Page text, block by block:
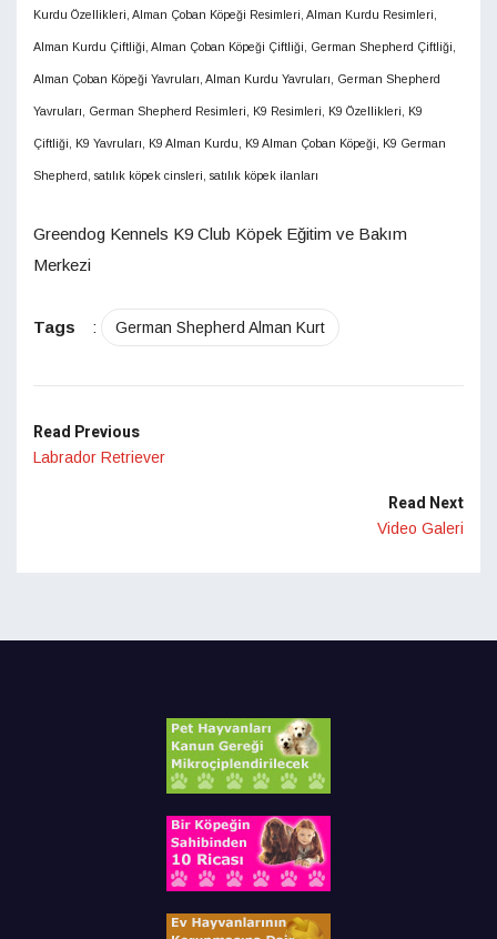
Kurdu Özellikleri, Alman Çoban Köpeği Resimleri, Alman Kurdu Resimleri,
Alman Kurdu Çiftliği, Alman Çoban Köpeği Çiftliği, German Shepherd Çiftliği,
Alman Çoban Köpeği Yavruları, Alman Kurdu Yavruları, German Shepherd
Yavruları, German Shepherd Resimleri, K9 Resimleri, K9 Özellikleri, K9
Çiftliği, K9 Yavruları, K9 Alman Kurdu, K9 Alman Çoban Köpeği, K9 German
Shepherd, satılık köpek cinsleri, satılık köpek ilanları
Greendog Kennels K9 Club Köpek Eğitim ve Bakım
Merkezi
Tags : German Shepherd Alman Kurt
Read Previous
Labrador Retriever
Read Next
Video Galeri